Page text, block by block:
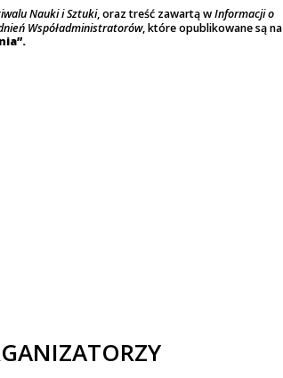
Nauki i Sztuki, oraz treść zawartą wInformacji o
Współadministratorów, które opublikowane są na